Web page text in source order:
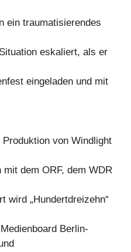
ein traumatisierendes
eskaliert, als er
eingeladen und mit
Produktion von Windlight
dem ORF, dem WDR
wird „Hundertdreizehn“
Berlin-